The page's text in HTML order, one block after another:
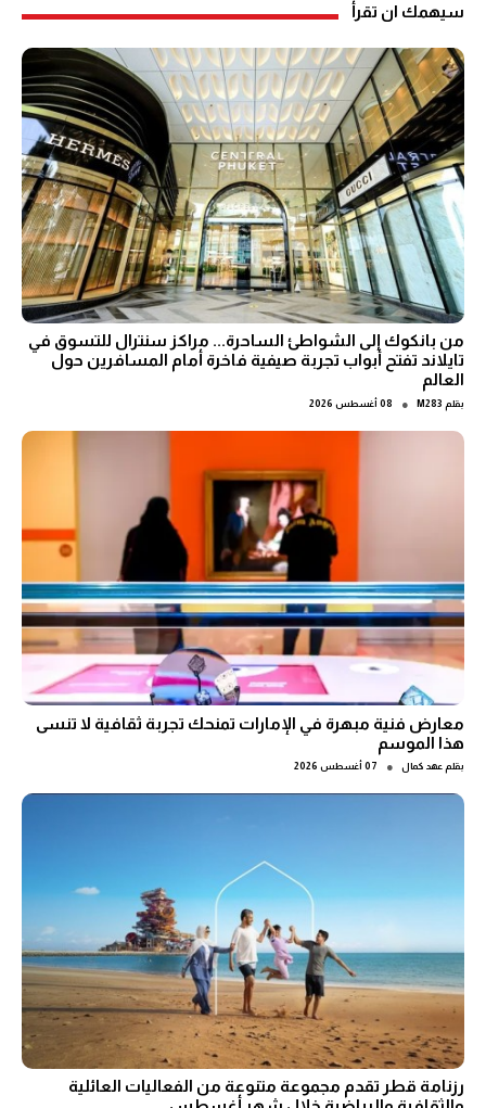
سيهمك ان تقرأ
من بانكوك إلى الشواطئ الساحرة... مراكز سنترال للتسوق في
تايلاند تفتح أبواب تجربة صيفية فاخرة أمام المسافرين حول
العالم
بقلم M283
● 08 أغسطس 2026
معارض فنية مبهرة في الإمارات تمنحك تجربة ثقافية لا تنسى
هذا الموسم
بقلم عهد كمال ● 07 أغسطس 2026
رزنامة قطر تقدم مجموعة متنوعة من الفعاليات العائلية